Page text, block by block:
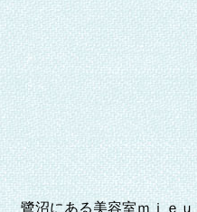
鷺沼にある美容室ｍｉｅ